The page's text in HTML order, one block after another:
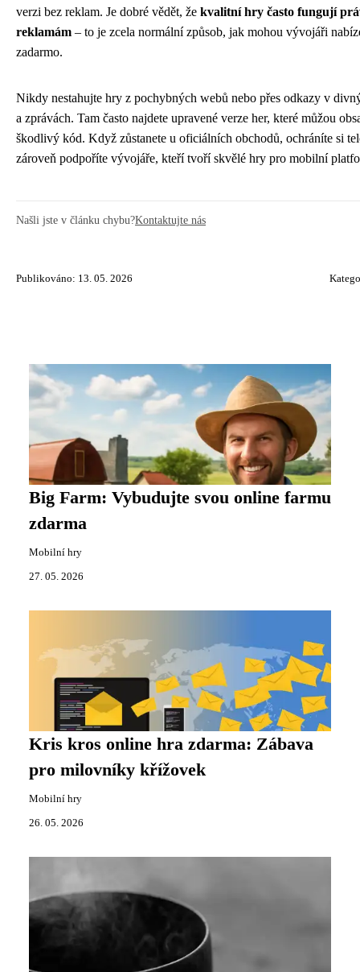
verzi bez reklam. Je dobré vědět, že kvalitní hry často fungují
reklamám – to je zcela normální způsob, jak mohou vývojáři
zadarmo.
Nikdy nestahujte hry z pochybných webů nebo přes odkazy v
a zprávách. Tam často najdete upravené verze her, které můžou
škodlivý kód. Když zůstanete u oficiálních obchodů, ochráníte si
zároveň podpoříte vývojáře, kteří tvoří skvělé hry pro mobilní
Našli jste v článku chybu?Kontaktujte nás
Publikováno: 13. 05. 2026
Big Farm: Vybudujte svou online farmu
zdarma
Mobilní hry
27. 05. 2026
Kris kros online hra zdarma: Zábava
pro milovníky křížovek
Mobilní hry
26. 05. 2026